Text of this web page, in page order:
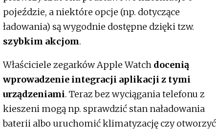
pojeździe, a niektóre opcje (np. dotyczące
ładowania) są wygodnie dostępne dzięki tzw.
szybkim akcjom.
Właściciele zegarków Apple Watch docenią
wprowadzenie integracji aplikacji z tymi
urządzeniami. Teraz bez wyciągania telefonu z
kieszeni mogą np. sprawdzić stan naładowania
baterii albo uruchomić klimatyzację czy otworzyć